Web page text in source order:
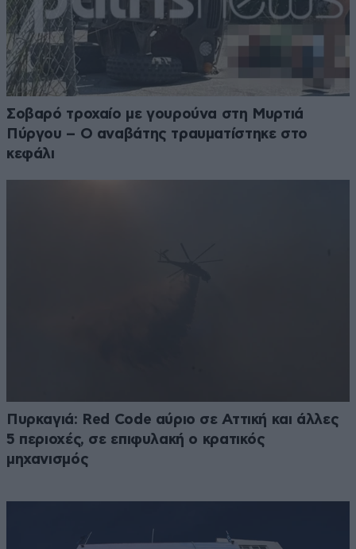
Σοβαρό τροχαίο με γουρούνα στη Μυρτιά
Πύργου – Ο αναβάτης τραυματίστηκε στο
κεφάλι
Πυρκαγιά: Red Code αύριο σε Αττική και άλλες
5 περιοχές, σε επιφυλακή ο κρατικός
μηχανισμός